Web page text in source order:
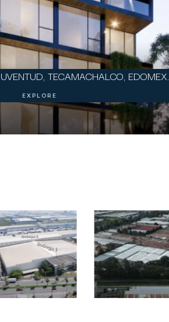
TECAMACHALCO, EDOMEX.
EXPLORE